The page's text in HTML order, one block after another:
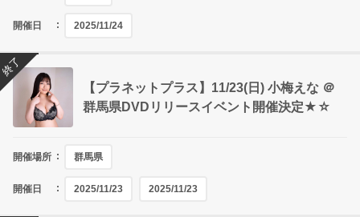
開催日 2025/11/24
【プラネットプラス】11/23(日) 小梅えな ＠
群馬県DVDリリースイベント開催決定★☆
開催場所 群馬県
開催日 2025/11/23 2025/11/23
終了